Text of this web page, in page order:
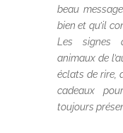
beau
bien et qu’il
Les signes
animaux de
éclats de rire,
cadeaux
toujours